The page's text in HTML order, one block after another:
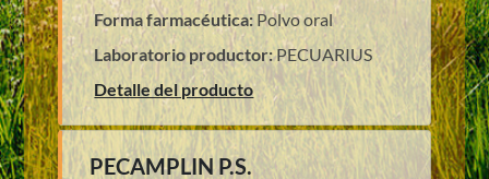
Forma farmacéutica:Polvo oral
Laboratorio productor:PECUARIUS
Detalle del producto
PECAMPLIN P.S.